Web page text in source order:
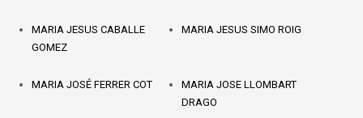
MARIA JESUS CABALLE
GOMEZ
MARIA JESUS SIMO ROIG
MARIA JOSÉ FERRER COT
MARIA JOSE LLOMBART
DRAGO